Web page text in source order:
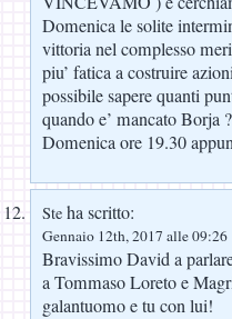
Domenica le solite
vittoria nel complesso
piu’ fatica a costruire
possibile sapere quanti
quando e’ mancato Borja
Domenica ore 19.30
Ste ha scritto:
Gennaio 12th, 2017 alle 09:26
Bravissimo David a
a Tommaso Loreto e
galantuomo e tu con lui!